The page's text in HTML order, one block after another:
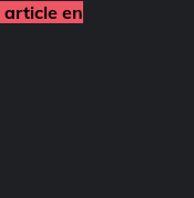
article en